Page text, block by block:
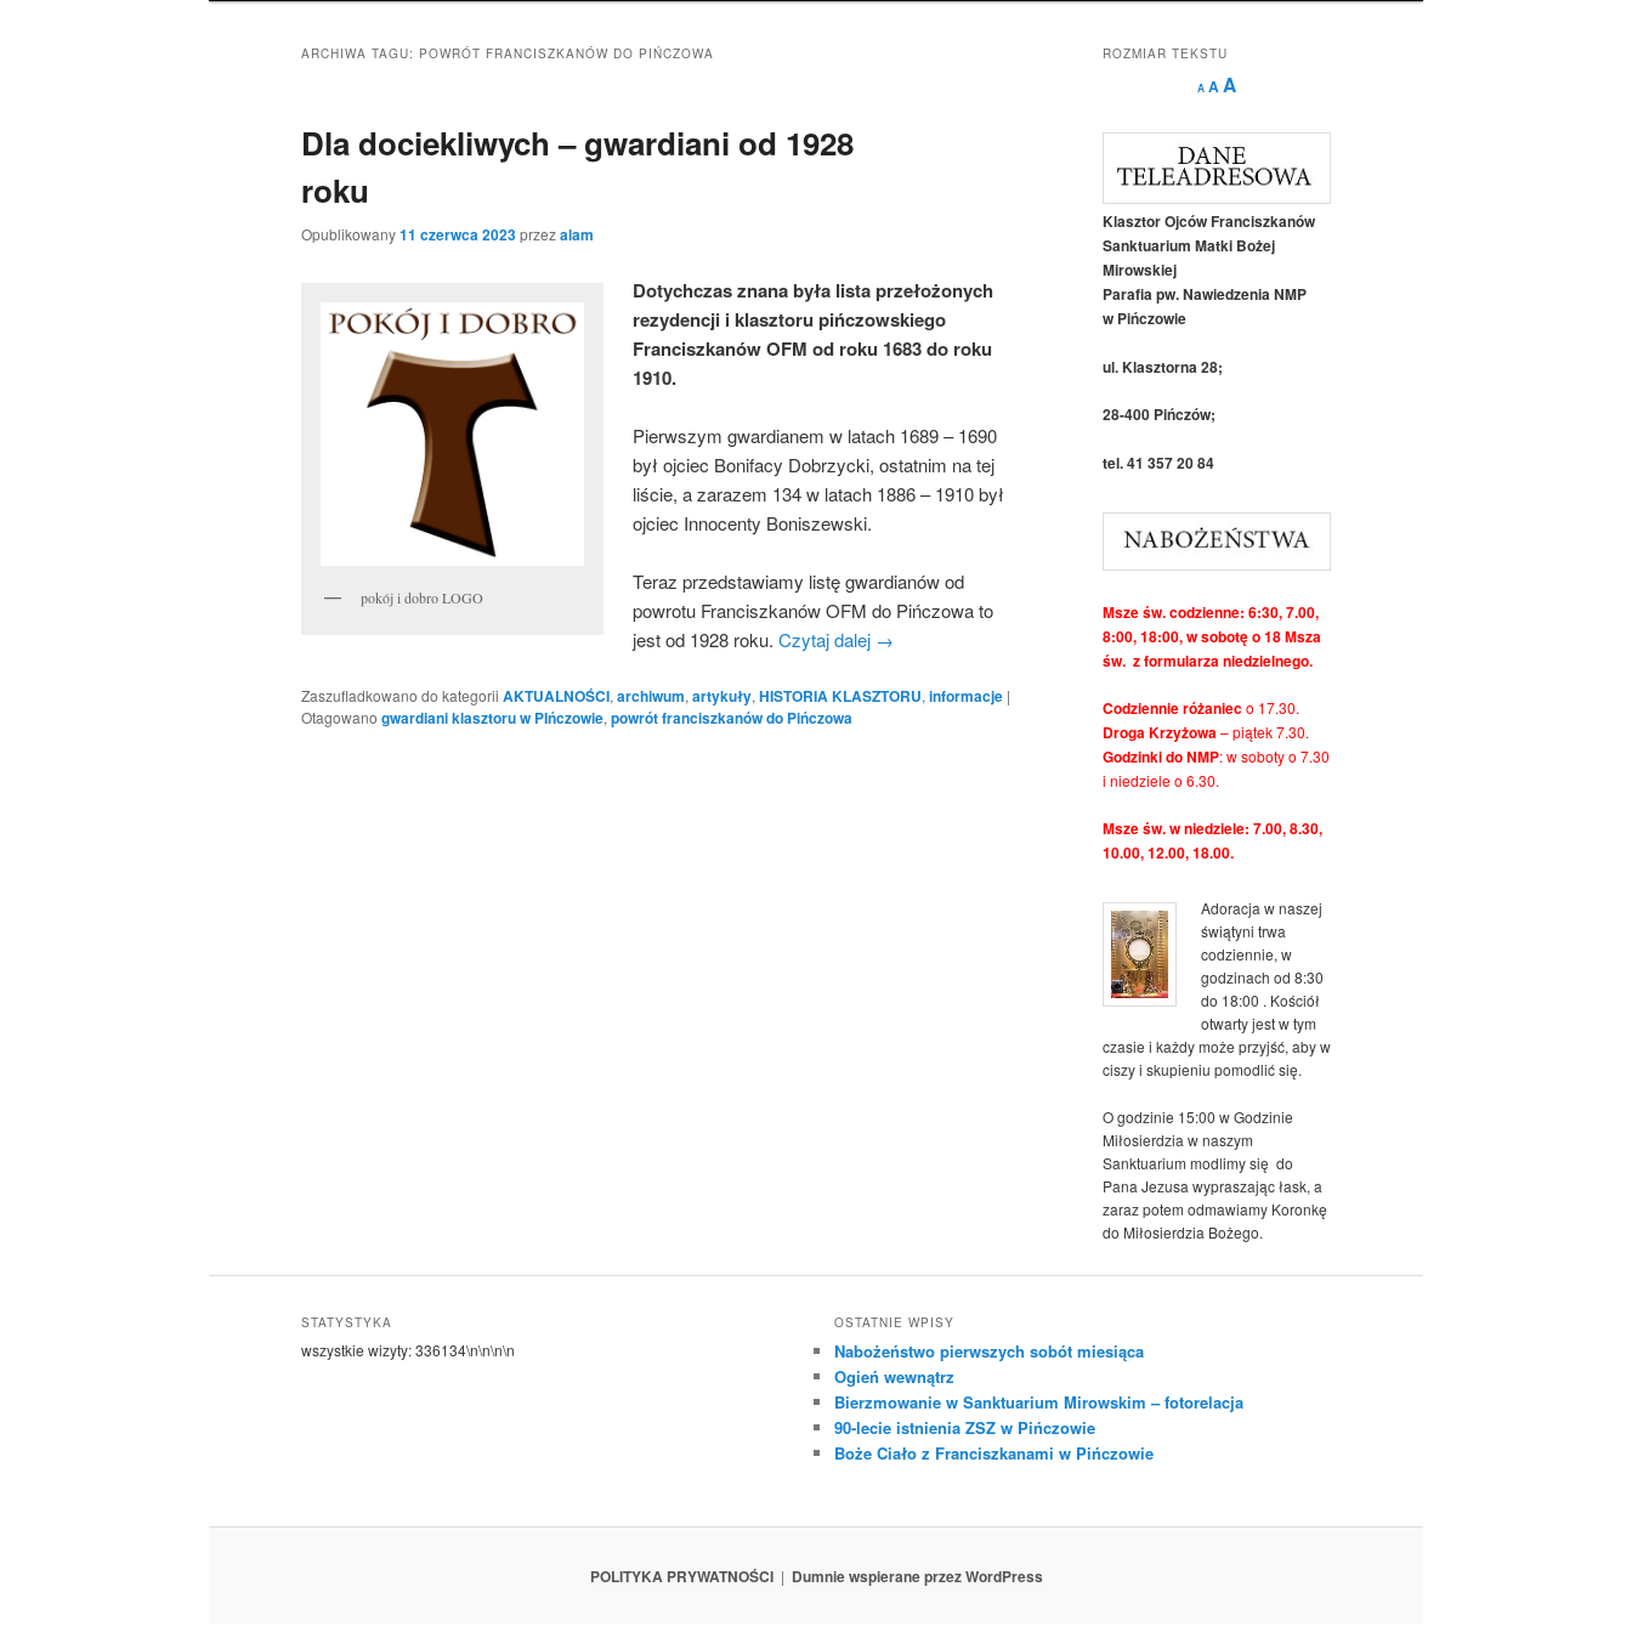
ARCHIWA TAGU: POWRÓT FRANCISZKANÓW DO PIŃCZOWA
Dla dociekliwych – gwardiani od 1928
roku
Opublikowany11 czerwca 2023przezalam
pokój i dobro LOGO
Dotychczas znana była lista przełożonych
rezydencji i klasztoru pińczowskiego
Franciszkanów OFM od roku 1683 do roku
1910.
Pierwszym gwardianem w latach 1689 – 1690
był ojciec Bonifacy Dobrzycki, ostatnim na tej
liście, a zarazem 134 w latach 1886 – 1910 był
ojciec Innocenty Boniszewski.
Teraz przedstawiamy listę gwardianów od
powrotu Franciszkanów OFM do Pińczowa to
jest od 1928 roku.Czytaj dalej →
Zaszufladkowano do kategorii AKTUALNOŚCI, archiwum, artykuły, HISTORIA KLASZTORU, informacje |
Otagowano gwardiani klasztoru w PIńczowie, powrót franciszkanów do Pińczowa
ROZMIAR TEKSTU
A
Decrease
font
A Reset
AIncrease
size.
Klasztor Ojców Franciszkanów
Sanktuarium Matki Bożej
Mirowskiej
Parafia pw. Nawiedzenia NMP
w Pińczowie
ul. Klasztorna 28;
28-400 Pińczów;
tel. 41 357 20 84
Msze św. codzienne: 6:30, 7.00,
8:00, 18:00, w sobotę o 18 Msza
św. z formularza niedzielnego.
Codziennie różanieco 17.30.
Droga Krzyżowa– piątek 7.30.
Godzinki do NMP: w soboty o 7.30
i niedziele o 6.30.
Msze św. w niedziele: 7.00, 8.30,
10.00, 12.00, 18.00.
Adoracja w naszej
świątyni trwa
codziennie, w
godzinach od 8:30
do 18:00 . Kościół
otwarty jest w tym
czasie i każdy może przyjść, aby w
ciszy i skupieniu pomodlić się.
O godzinie 15:00 w Godzinie
Miłosierdzia w naszym
Sanktuarium modlimy się do
Pana Jezusa wypraszając łask, a
zaraz potem odmawiamy Koronkę
do Miłosierdzia Bożego.
STATYSTYKA
wszystkie wizyty:336134\n\n\n\n
OSTATNIE WPISY
Nabożeństwo pierwszych sobót miesiąca
Ogień wewnątrz
Bierzmowanie w Sanktuarium Mirowskim – fotorelacja
90-lecie istnienia ZSZ w Pińczowie
Boże Ciało z Franciszkanami w Pińczowie
POLITYKA PRYWATNOŚCI Dumnie wspierane przez WordPress